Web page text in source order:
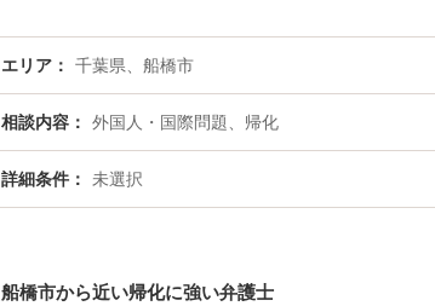
エリア 千葉県、船橋市
相談内容 外国人・国際問題、帰化
詳細条件 未選択
船橋市から近い帰化に強い弁護士